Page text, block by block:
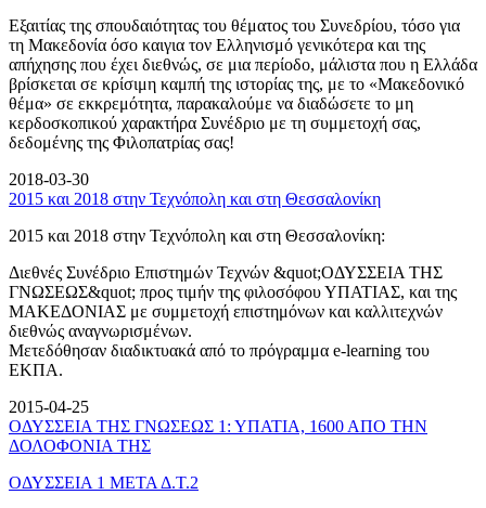
Εξαιτίας της σπουδαιότητας του θέματος του Συνεδρίου, τόσο για
τη Μακεδονία όσο καιγια τον Ελληνισμό γενικότερα και της
απήχησης που έχει διεθνώς, σε μια περίοδο, μάλιστα που η Ελλάδα
βρίσκεται σε κρίσιμη καμπή της ιστορίας της, με το «Μακεδονικό
θέμα» σε εκκρεμότητα, παρακαλούμε να διαδώσετε το μη
κερδοσκοπικού χαρακτήρα Συνέδριο με τη συμμετοχή σας,
δεδομένης της Φιλοπατρίας σας!
2018-03-30
2015 και 2018 στην Τεχνόπολη και στη Θεσσαλονίκη
2015 και 2018 στην Τεχνόπολη και στη Θεσσαλονίκη:
Διεθνές Συνέδριο Επιστημών Τεχνών &quot;ΟΔΥΣΣΕΙΑ ΤΗΣ
ΓΝΩΣΕΩΣ&quot; προς τιμήν της φιλοσόφου ΥΠΑΤΙΑΣ, και της
ΜΑΚΕΔΟΝΙΑΣ με συμμετοχή επιστημόνων και καλλιτεχνών
διεθνώς αναγνωρισμένων.
Μετεδόθησαν διαδικτυακά από το πρόγραμμα e-learning του
ΕΚΠΑ.
2015-04-25
ΟΔΥΣΣΕΙΑ ΤΗΣ ΓΝΩΣΕΩΣ 1: ΥΠΑΤΙΑ, 1600 ΑΠΟ ΤΗΝ
ΔΟΛΟΦΟΝΙΑ ΤΗΣ
ΟΔΥΣΣΕΙΑ 1 ΜΕΤΑ Δ.Τ.2